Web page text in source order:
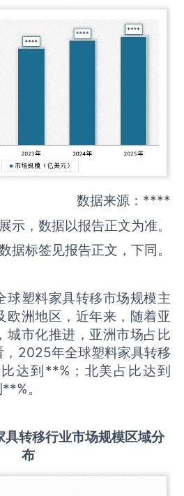
数据来源：****
示，数据以报告正文为准。
据标签见报告正文，下同。
球塑料家具转移市场规模主
欧洲地区，近年来，随着亚
城市化推进，亚洲市场占比
，2025年全球塑料家具转移
达到**%；北美占比达到
。
具转移行业市场规模区域分
布